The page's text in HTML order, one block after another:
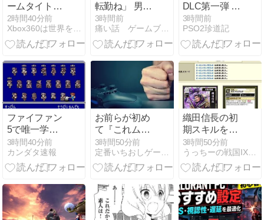
ームタイト
ル！ PS5
2時間40分前
Xbox360は世界を制覇するぜ！
転勤ね」 男性
社員「なら辞
めますわ」 →
凄いことにな
3時間前
痛い話 ゲームブログ
DLC第一弾 ブ
クブクうみぞ
この街 感想
3時間前
PSO2珍道記
ファイファン
5で唯一学ん
だことｗｗｗ
ｗｗｗｗｗ
3時間40分前
カンダタ速報
お前らが初め
て『これムズ
すぎやろ！』
って思ったゲ
ームは何？
3時間50分前
織田信長の初
期スキルを
TR5へ♪
3時間50分前
うっちーの戦国IXAブログ